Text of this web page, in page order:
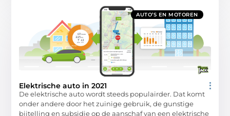
AUTO’S EN MOTOREN
Elektrische auto in 2021
De elektrische auto wordt steeds populairder. Dat komt
onder andere door het zuinige gebruik, de gunstige
bijtelling en subsidie op de aanschaf van een elektrische